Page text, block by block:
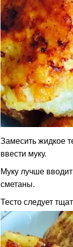
Замесить жидкое
ввести муку.
Муку лучше
сметаны.
Тесто следует